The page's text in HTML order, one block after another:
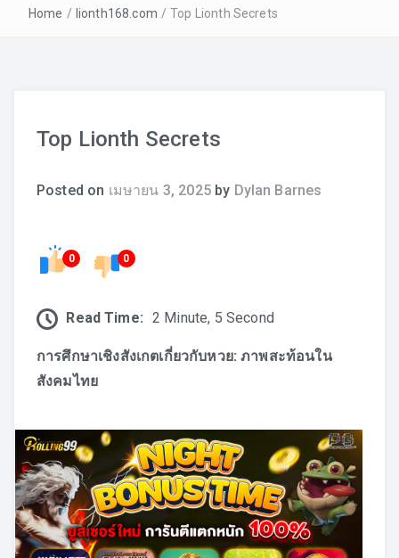
Blog
Home / lionth168.com / Top Lionth Secrets
Top Lionth Secrets
Posted on เมษายน 3, 2025by Dylan Barnes
0 0
Read Time: 2 Minute, 5 Second
การศึกษาเชิงสังเกตเกี่ยวกับหวย: ภาพสะท้อนใน
สังคมไทย